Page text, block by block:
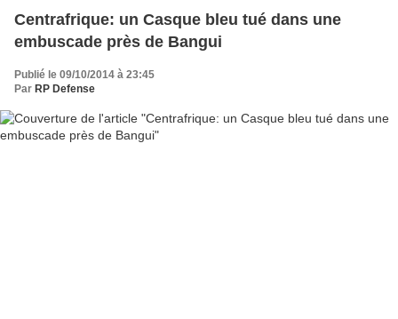
Centrafrique: un Casque bleu tué dans une
embuscade près de Bangui
Publié le 09/10/2014 à 23:45
Par RP Defense